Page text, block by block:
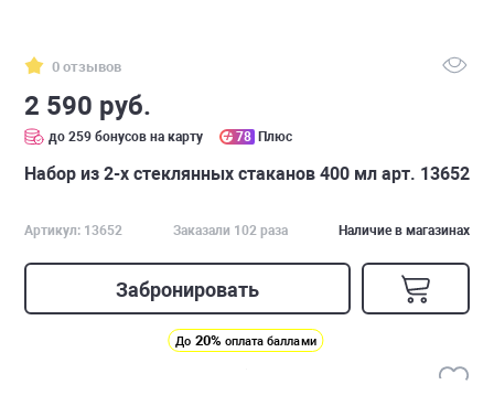
0 отзывов
2 590 руб.
до 259 бонусов на карту 78 Плюс
Набор из 2-х стеклянных стаканов 400 мл арт. 13652
Артикул: 13652 Заказали 102 раза Наличие в магазинах
Забронировать
До 20% оплата баллами